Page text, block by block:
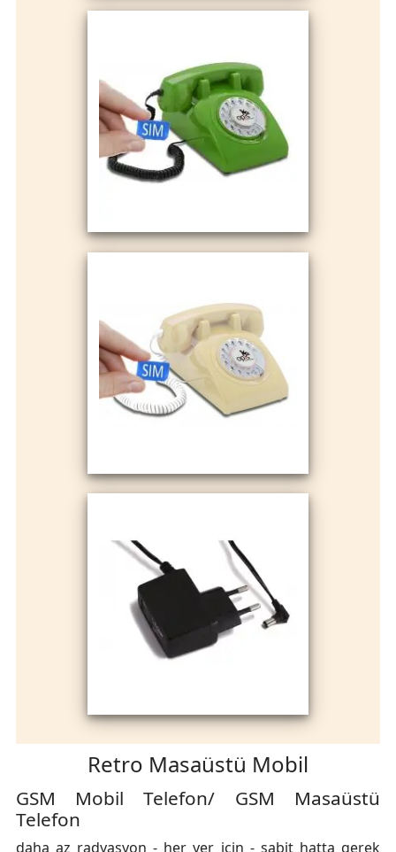
Retro Masaüstü Mobil
GSM Mobil Telefon/ GSM Masaüstü
Telefon
daha az radyasyon - her yer için - sabit hatta gerek